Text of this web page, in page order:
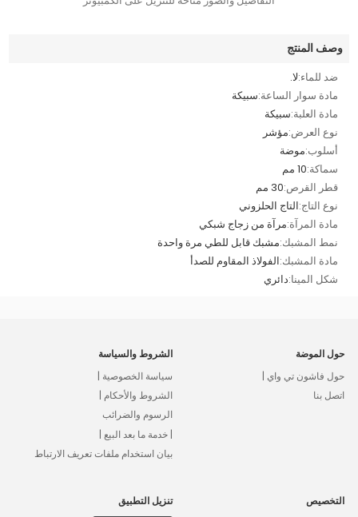
وصف المنتج
ضد للماء:لا.
مادة سوار الساعة:سبيكة
مادة العلبة:سبيكة
نوع العرض:مؤشر
أسلوب:موضة
سماكة:10 مم
قطر القرص:30 مم
نوع التاج:التاج الحلزوني
مادة المرآة:مرآة من زجاج شبكي
نمط المشبك:مشبك قابل للطي مرة واحدة
مادة المشبك:الفولاذ المقاوم للصدأ
شكل المينا:دائري
حول الموضة
حول فاشون تي واي |
اتصل بنا
الشروط والسياسة
سياسة الخصوصية |
الشروط والأحكام |
الرسوم والضرائب
| خدمة ما بعد البيع |
بيان استخدام ملفات تعريف الارتباط
التخصيص تنزيل التطبيق